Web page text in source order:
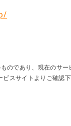
のであり、現在のサー
スサイトよりご確認下